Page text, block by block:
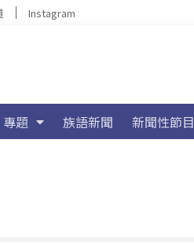
Instagram
專題 族語新聞 新聞性節目